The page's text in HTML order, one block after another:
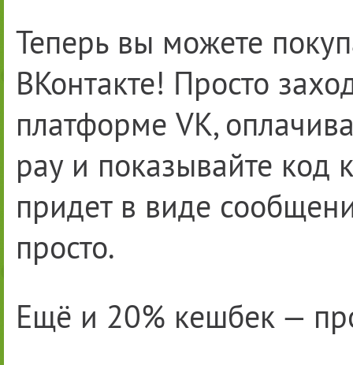
Теперь вы можете
ВКонтакте! Просто
платформе VK,
pay и показывайте код
придет в виде
просто.
Ещё и 20% кешбек —